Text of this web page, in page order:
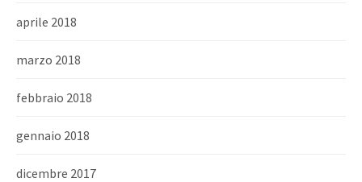
aprile 2018
marzo 2018
febbraio 2018
gennaio 2018
dicembre 2017